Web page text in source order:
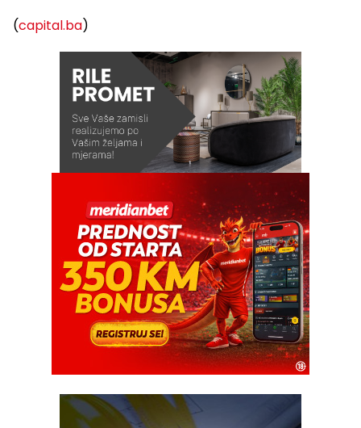
(capital.ba)